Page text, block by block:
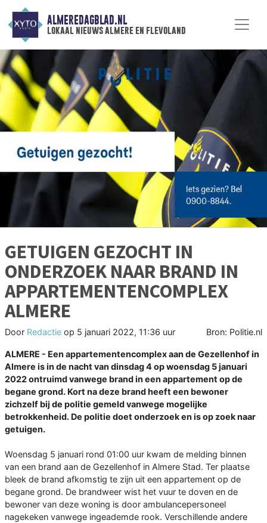
ALMEREDAGBLAD.NL
lokaal nieuws almere en flevoland
GETUIGEN GEZOCHT IN
ONDERZOEK NAAR BRAND IN
APPARTEMENTENCOMPLEX
ALMERE
Door Redactie op 5 januari 2022, 11:36 uur Bron: Politie.nl
ALMERE - Een appartementencomplex aan de Gezellenhof in
Almere is in de nacht van dinsdag 4 op woensdag 5 januari
2022 ontruimd vanwege brand in een appartement op de
begane grond. Kort na deze brand heeft een bewoner
zichzelf bij de politie gemeld vanwege mogelijke
betrokkenheid. De politie doet onderzoek en is op zoek naar
getuigen.
Woensdag 5 januari rond 01:00 uur kwam de melding binnen
van een brand aan de Gezellenhof in Almere Stad. Ter plaatse
bleek de brand afkomstig te zijn uit een appartement op de
begane grond. De brandweer wist het vuur te doven en de
bewoner van deze woning is door ambulancepersoneel
nagekeken vanwege ingeademde rook. Verschillende andere